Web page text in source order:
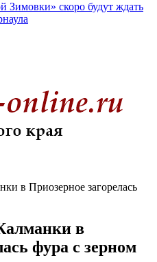
Зимовки» скоро будут ждать
в Приозерное загорелась
в
фура с зерном